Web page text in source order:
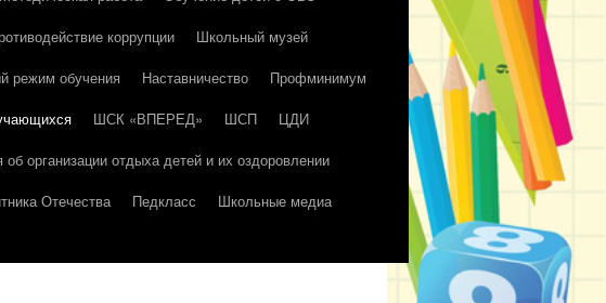
коррупции
Школьный музей
режим обучения Наставничество
Профминимум
ШСК «ВПЕРЕД» ШСП
ЦДИ
об организации отдыха детей и их оздоровлении
Отечества Педкласс
Школьные медиа